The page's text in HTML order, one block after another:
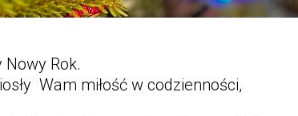
Rok.
Wam miłość w codzienności,